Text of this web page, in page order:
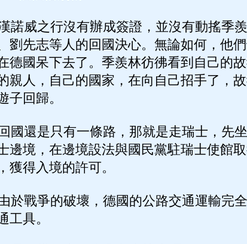
諾威之行沒有辦成簽證，並沒有動搖季
劉先志等人的回國決心。無論如何，他
德國呆下去了。季羨林彷彿看到自己的
親人，自己的國家，在向自己招手了，
子回歸。
國還是只有一條路，那就是走瑞士，先坐
邊境，在邊境設法與國民黨駐瑞士使館
獲得入境的許可。
於戰爭的破壞，德國的公路交通運輸完
工具。